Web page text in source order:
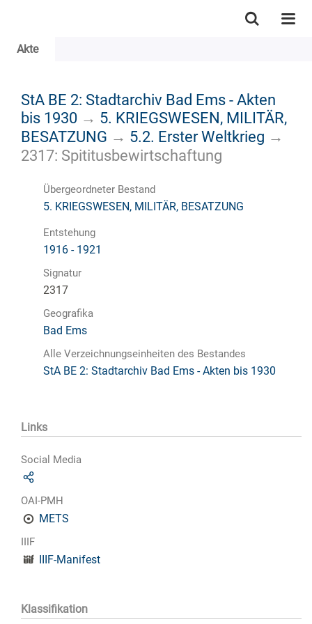
Akte
StA BE 2: Stadtarchiv Bad Ems - Akten
bis 1930 → 5. KRIEGSWESEN, MILITÄR,
BESATZUNG → 5.2. Erster Weltkrieg →
2317: Spititusbewirtschaftung
Übergeordneter Bestand
5. KRIEGSWESEN, MILITÄR, BESATZUNG
Entstehung
1916 - 1921
Signatur
2317
Geografika
Bad Ems
Alle Verzeichnungseinheiten des Bestandes
StA BE 2: Stadtarchiv Bad Ems - Akten bis 1930
Links
Social Media
OAI-PMH
METS
IIIF
IIIF-Manifest
Klassifikation